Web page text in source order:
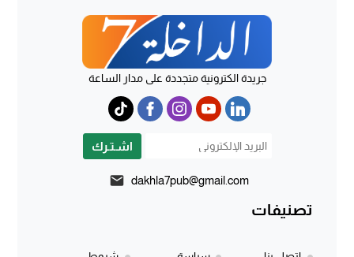
جريدة الكترونية متجددة على مدار الساعة
اشـتـرك
dakhla7pub@gmail.com
تصنيفات